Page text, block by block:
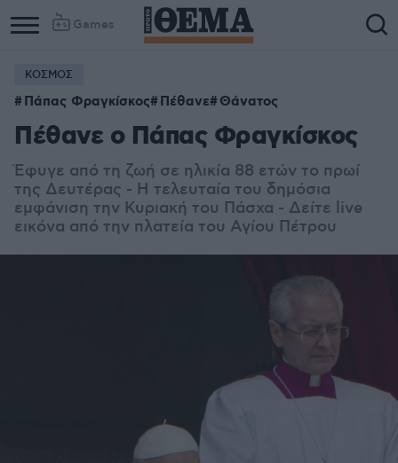
Games
ΚΟΣΜΟΣ
Πάπας Φραγκίσκος Πέθανε Θάνατος
Πέθανε ο Πάπας Φραγκίσκος
Έφυγε από τη ζωή σε ηλικία 88 ετών το πρωί
της Δευτέρας - Η τελευταία του δημόσια
εμφάνιση την Κυριακή του Πάσχα - Δείτε live
εικόνα από την πλατεία του Αγίου Πέτρου